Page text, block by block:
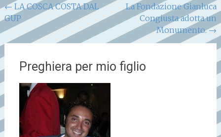
Navigazione
articoli
← LA COSCA COSTA DAL
GUP
La Fondazione Gianluca
Congiusta adotta un
Monumento.→
Preghiera per mio figlio